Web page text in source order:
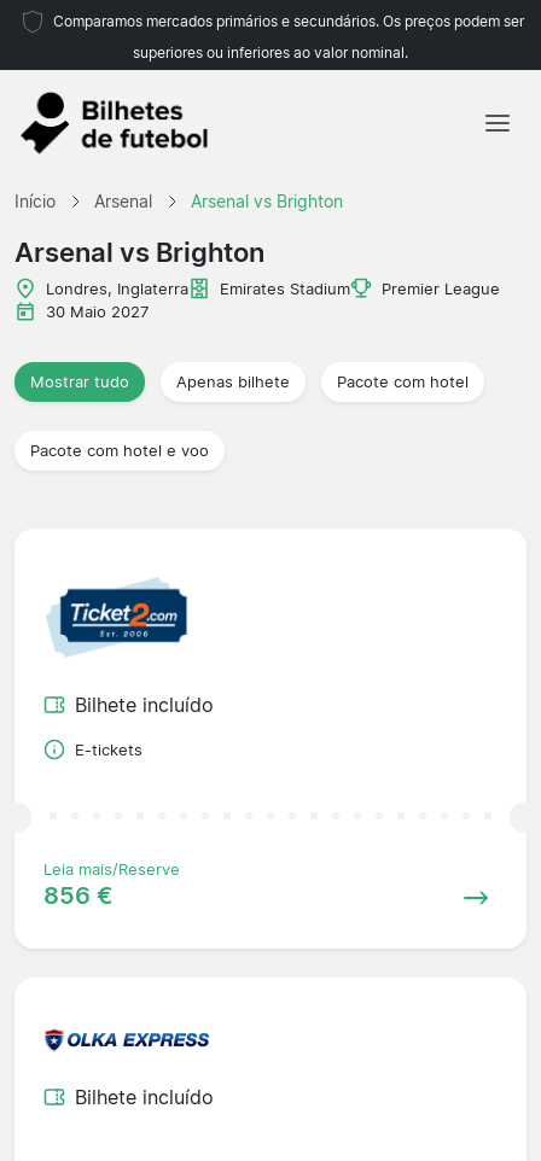
Comparamos mercados primários e secundários. Os preços podem ser
superiores ou inferiores ao valor nominal.
Início Arsenal Arsenal vs Brighton
Arsenal vs Brighton
Londres, Inglaterra Emirates Stadium
Premier League
30 Maio 2027
Mostrar tudo Apenas bilhete Pacote com hotel
Pacote com hotel e voo
Bilhete incluído
E-tickets
Leia mais/Reserve
856 €
Bilhete incluído